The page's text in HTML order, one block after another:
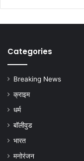
Categories
Breaking News
क्राइम
धर्म
बॉलीवुड
भारत
मनोरंजन